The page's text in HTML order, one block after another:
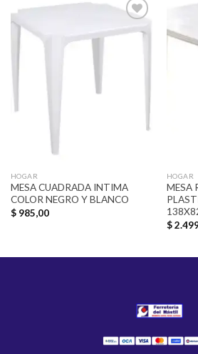
HOGAR
MESA CUADRADA INTIMA
COLOR NEGRO Y BLANCO
$985,00
HOGAR
MESA
$